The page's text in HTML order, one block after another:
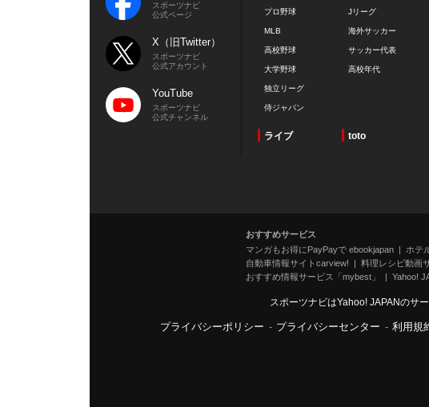
スポーツナビ
公式ページ
X（旧Twitter）
スポーツナビ
公式アカウント
YouTube
スポーツナビ
公式チャンネル
プロ野球
MLB
高校野球
大学野球
独立リーグ
侍ジャパン
Jリーグ
海外サッカー
サッカー代表
高校年代
ライブ toto
おすすめサービス
マンガもお得にPayPayで ebookjapan
ホテ
自動車情報サイトcarview!
料理レシピ動画
おすすめ情報サービス「mybest」
Yahoo!
スポーツナビはYahoo! JAPANのサ
プライバシーポリシー - プライバシーセンター - 利用規